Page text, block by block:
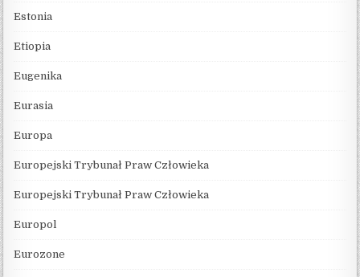
Estonia
Etiopia
Eugenika
Eurasia
Europa
Europejski Trybunał Praw Człowieka
Europejski Trybunał Praw Człowieka
Europol
Eurozone